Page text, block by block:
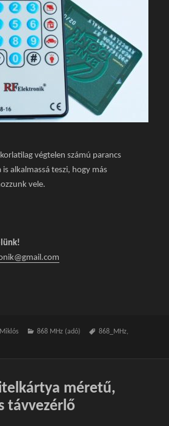
végtelen számú parancs
alkalmassá teszi, hogy más
vele.
méretű, 16 gombos távvezérlő
Kategória
868 MHz (adó) Címke
868_MHz,
méretű,
távvezérlő